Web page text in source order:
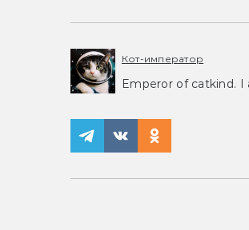
Кот-император
Emperor of catkind. I